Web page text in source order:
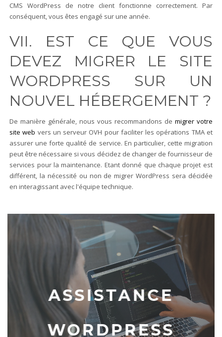
CMS WordPress de notre client fonctionne correctement. Par
conséquent, vous êtes engagé sur une année.
VII. EST CE QUE VOUS
DEVEZ MIGRER LE SITE
WORDPRESS SUR UN
NOUVEL HÉBERGEMENT ?
De manière générale, nous vous recommandons de migrer votre
site web vers un serveur OVH pour faciliter les opérations TMA et
assurer une forte qualité de service. En particulier, cette migration
peut être nécessaire si vous décidez de changer de fournisseur de
services pour la maintenance. Etant donné que chaque projet est
différent, la nécessité ou non de migrer WordPress sera décidée
en interagissant avec l'équipe technique.
ASSISTANCE
WORDPRESS